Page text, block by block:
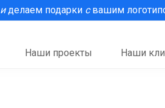
Наши
Наши проекты
иделаем подарки свашим